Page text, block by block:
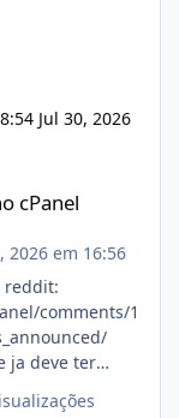
Jul 30, 2026
cPanel
2026 em 16:56
reddit:
comments/1
ja deve ter